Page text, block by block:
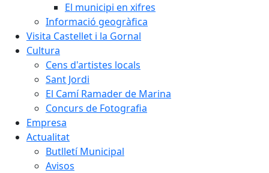
El municipi en xifres
Informació geogràfica
Visita Castellet i la Gornal
Cultura
Cens d'artistes locals
Sant Jordi
El Camí Ramader de Marina
Concurs de Fotografia
Empresa
Actualitat
Butlletí Municipal
Avisos